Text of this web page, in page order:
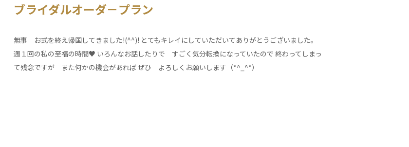
ブライダルオーダ－プラン
無事 お式を終え帰国してきました!(^^)! とてもキレイにしていただいてありがとうございました。
週１回の私の至福の時間♥ いろんなお話したりで すごく気分転換になっていたので 終わってしまっ
て残念ですが また何かの機会があれば ぜひ よろしくお願いします（*^_^*）